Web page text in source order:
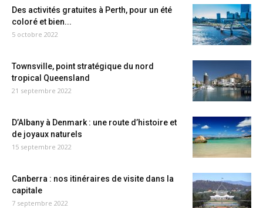
Des activités gratuites à Perth, pour un été
coloré et bien...
5 octobre 2022
Townsville, point stratégique du nord
tropical Queensland
21 septembre 2022
D’Albany à Denmark : une route d’histoire et
de joyaux naturels
15 septembre 2022
Canberra : nos itinéraires de visite dans la
capitale
7 septembre 2022